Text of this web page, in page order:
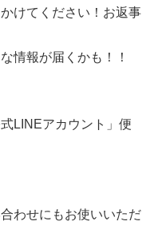
けてください！お返事
情報が届くかも！！
LINEアカウント」便
わせにもお使いいただ